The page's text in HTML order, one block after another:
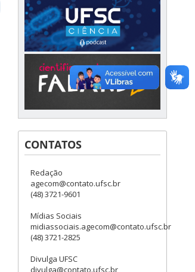
CONTATOS
Redação
agecom@contato.ufsc.br
(48) 3721-9601
Mídias Sociais
midiassociais.agecom@contato.ufsc.br
(48) 3721-2825
Divulga UFSC
divulga@contato.ufsc.br